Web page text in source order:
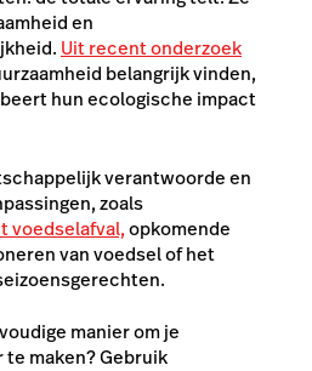
en
Uit recent onderzoek
belangrijk vinden,
hun ecologische impact
verantwoorde en
zoals
voedselafval,opkomende
van voedsel of het
manier om je
maken? Gebruik